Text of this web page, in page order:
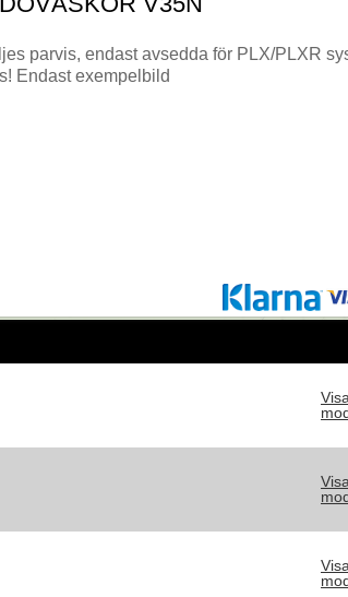
parvis, endast avsedda för PLX/PLXR
Endast exempelbild
Visa
Visa
Visa